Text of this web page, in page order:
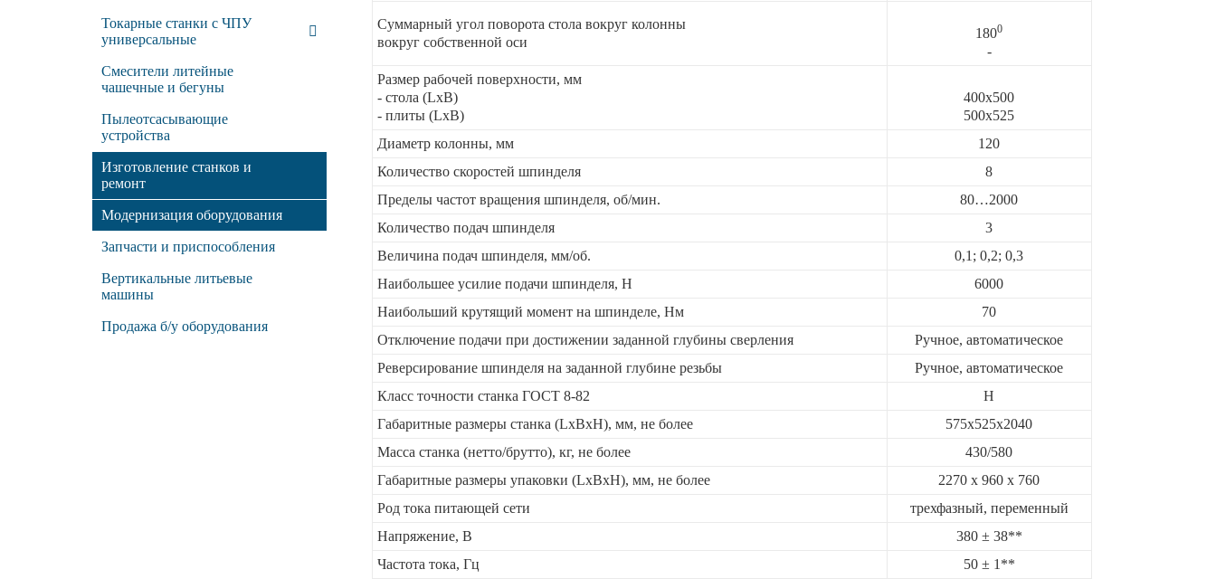
Суммарный угол поворота стола вокруг колонны
вокруг собственной оси
1800
-
Размер рабочей поверхности, мм
- стола (LxB)
- плиты (LxB)
400х500
500х525
Диаметр колонны, мм
120
Количество скоростей шпинделя
8
Пределы частот вращения шпинделя, об/мин.
80…2000
Количество подач шпинделя
3
Величина подач шпинделя, мм/об.
0,1; 0,2; 0,3
Наибольшее усилие подачи шпинделя, Н
6000
Наибольший крутящий момент на шпинделе, Нм
70
Отключение подачи при достижении заданной глубины сверления
Ручное, автоматическое
Реверсирование шпинделя на заданной глубине резьбы
Ручное, автоматическое
Класс точности станка ГОСТ 8-82
Н
Габаритные размеры станка (LхBхH), мм, не более
575х525х2040
Масса станка (нетто/брутто), кг, не более
430/580
Габаритные размеры упаковки (LхBхH), мм, не более
2270 х 960 х 760
Род тока питающей сети
трехфазный, переменный
Напряжение, В
380 ± 38**
Частота тока, Гц
50 ± 1**
Токарные станки с ЧПУ
универсальные
Смесители литейные
чашечные и бегуны
Пылеотсасывающие
устройства
Изготовление станков и
ремонт
Модернизация оборудования
Запчасти и приспособления
Вертикальные литьевые
машины
Продажа б/у оборудования